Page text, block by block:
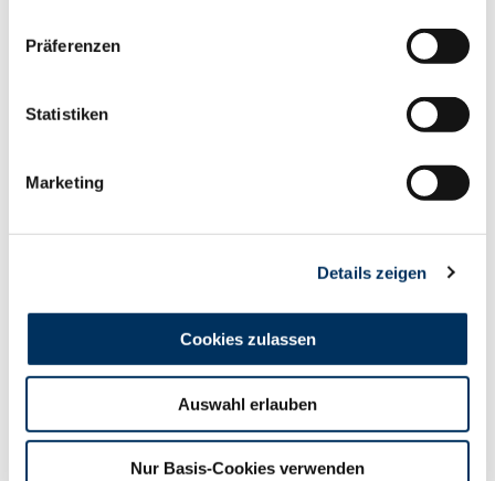
Präferenzen
Statistiken
Marketing
Details zeigen
Cookies zulassen
Auswahl erlauben
Nur Basis-Cookies verwenden
Produktion
+1550
Fett kg
+122
+0.13
Eiweiß kg
+69
RZE 134
Körper
100